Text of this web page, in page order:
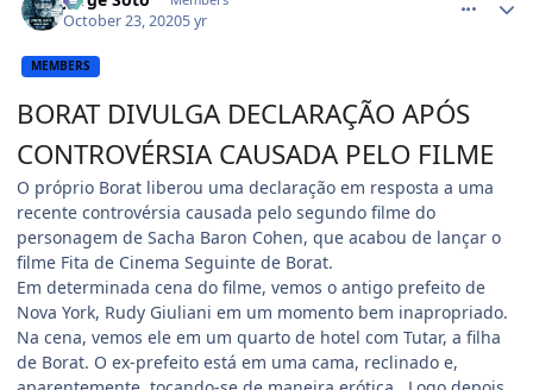
October 23, 20205 yr
MEMBERS
BORAT DIVULGA DECLARAÇÃO APÓS
CONTROVÉRSIA CAUSADA PELO FILME
O próprio Borat liberou uma declaração em resposta a uma
recente controvérsia causada pelo segundo filme do
personagem de Sacha Baron Cohen, que acabou de lançar o
filme Fita de Cinema Seguinte de Borat.
Em determinada cena do filme, vemos o antigo prefeito de
Nova York, Rudy Giuliani em um momento bem inapropriado.
Na cena, vemos ele em um quarto de hotel com Tutar, a filha
de Borat. O ex-prefeito está em uma cama, reclinado e,